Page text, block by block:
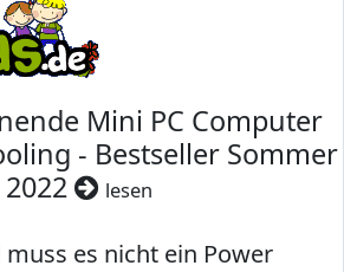
Mini PC Computer
- Bestseller Sommer
2022
lesen
es nicht ein Power